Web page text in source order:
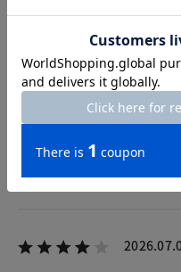
身長159cm
カラー：ネイビー
サイズ
和紙ヤーンということでカ
が、ナイロンコーティング
つも通りのサイズでフレン
す。ただ、ボタンはシンプ